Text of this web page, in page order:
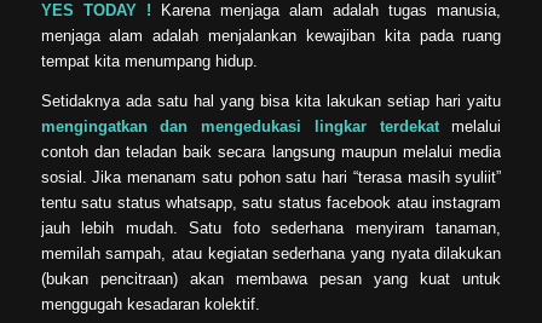
YES TODAY !
Karena menjaga alam adalah tugas manusia,
menjaga alam adalah menjalankan kewajiban kita pada ruang
tempat kita menumpang hidup.
Setidaknya ada satu hal yang bisa kita lakukan setiap hari yaitu
mengingatkan dan mengedukasi lingkar terdekatmelalui
contoh dan teladan baik secara langsung maupun melalui media
sosial. Jika menanam satu pohon satu hari “terasa masih syuliit”
tentu satu status whatsapp, satu status facebook atau instagram
jauh lebih mudah. Satu foto sederhana menyiram tanaman,
memilah sampah, atau kegiatan sederhana yang nyata dilakukan
(bukan pencitraan) akan membawa pesan yang kuat untuk
menggugah kesadaran kolektif.